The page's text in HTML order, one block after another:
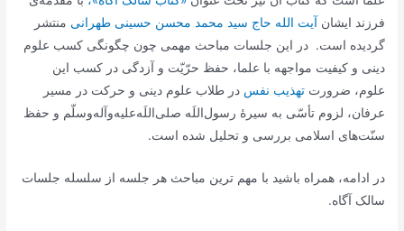
فرزند ایشان آیت الله حاج سید محمد محسن حسینی طهرانی منتشر
گردیده است. در این جلسات مباحث مهمی چون چگونگی کسب علوم
دینی و کیفیت مواجهه با علما، حفظ حرّیّت و آزدگی در کسب این
علوم، ضرورتتهذیب نفس در طلاب علوم دینی و حرکت در مسیر
عرفان، لزوم تأسّی به سیرۀ رسول‌اللَه صلی‌اللَه‌علیه‌وآله‌وسلّم و حفظ
سنّت‌های اسلامی بررسی و تحلیل شده است.
در ادامه، همراه باشید با مهم ترین مباحث هر جلسه از سلسله جلسات
سالک آگاه.